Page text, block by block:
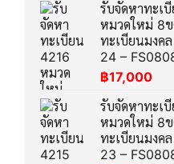
รับจัดหาทะเ
หมวดใหม่ 8
ทะเบียนมงค
24 –
฿17,000
รับจัดหาทะเ
หมวดใหม่ 8
ทะเบียนมงค
23 –